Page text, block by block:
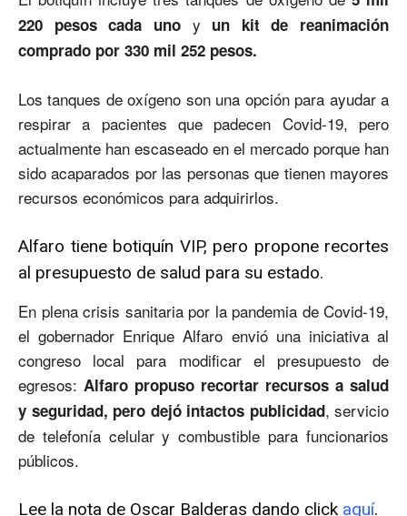
220 pesos cada unoy un kit de reanimación
comprado por 330 mil 252 pesos.
Los tanques de oxígeno son una opción para ayudar a
respirar a pacientes que padecen Covid-19, pero
actualmente han escaseado en el mercado porque han
sido acaparados por las personas que tienen mayores
recursos económicos para adquirirlos.
Alfaro tiene botiquín VIP, pero propone recortes
al presupuesto de salud para su estado.
En plena crisis sanitaria por la pandemia de Covid-19,
el gobernador Enrique Alfaro envió una iniciativa al
congreso local para modificar el presupuesto de
egresos: Alfaro propuso recortar recursos a salud
y seguridad, pero dejó intactos publicidad, servicio
de telefonía celular y combustible para funcionarios
públicos.
Lee la nota de Oscar Balderas dando click aquí.